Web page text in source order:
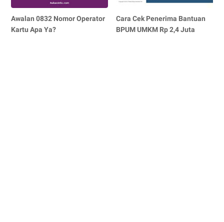
Awalan 0832 Nomor Operator
Kartu Apa Ya?
Cara Cek Penerima Bantuan
BPUM UMKM Rp 2,4 Juta